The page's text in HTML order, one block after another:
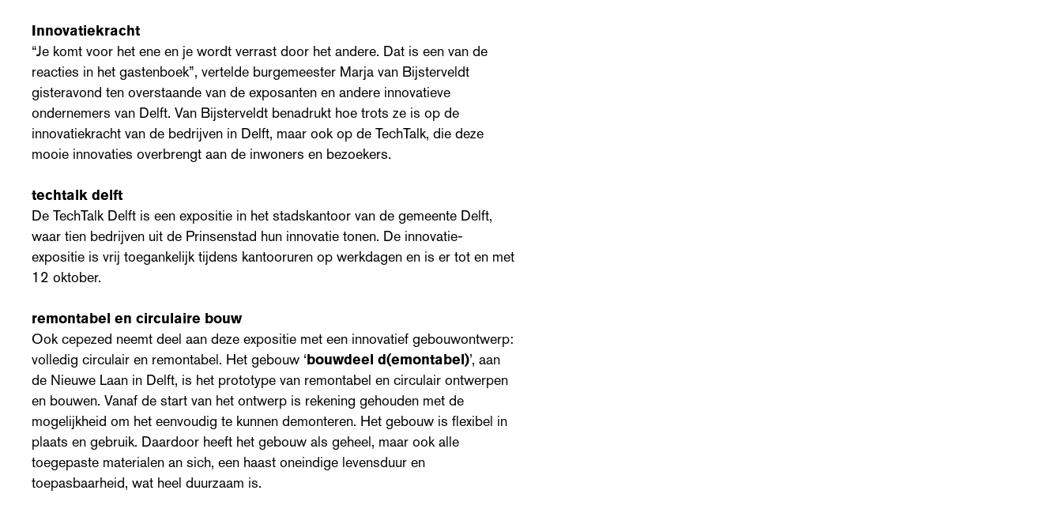
Innovatiekracht
“Je komt voor het ene en je wordt verrast door het andere. Dat is een van de
reacties in het gastenboek”, vertelde burgemeester Marja van Bijsterveldt
gisteravond ten overstaande van de exposanten en andere innovatieve
ondernemers van Delft. Van Bijsterveldt benadrukt hoe trots ze is op de
innovatiekracht van de bedrijven in Delft, maar ook op de TechTalk, die deze
mooie innovaties overbrengt aan de inwoners en bezoekers.
techtalk delft
De TechTalk Delft is een expositie in het stadskantoor van de gemeente Delft,
waar tien bedrijven uit de Prinsenstad hun innovatie tonen. De innovatie-
expositie is vrij toegankelijk tijdens kantooruren op werkdagen en is er tot en met
12 oktober.
remontabel en circulaire bouw
Ook cepezed neemt deel aan deze expositie met een innovatief gebouwontwerp:
volledig circulair en remontabel. Het gebouw ‘bouwdeel d(emontabel)’, aan
de Nieuwe Laan in Delft, is het prototype van remontabel en circulair ontwerpen
en bouwen. Vanaf de start van het ontwerp is rekening gehouden met de
mogelijkheid om het eenvoudig te kunnen demonteren. Het gebouw is flexibel in
plaats en gebruik. Daardoor heeft het gebouw als geheel, maar ook alle
toegepaste materialen an sich, een haast oneindige levensduur en
toepasbaarheid, wat heel duurzaam is.